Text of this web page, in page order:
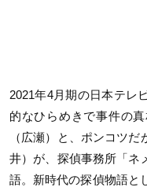
2021年4月期の日本テレ
的なひらめきで事件の
（広瀬）と、ポンコツ
井）が、探偵事務所「ネ
語。新時代の探偵物語と